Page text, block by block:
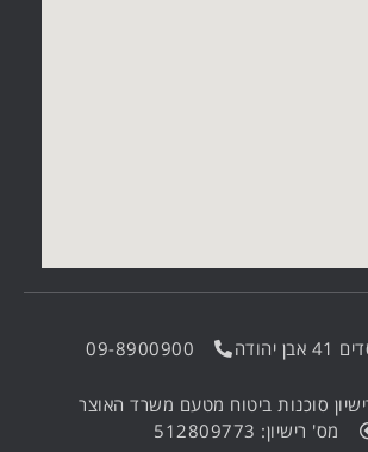
יהודה 09-8900900
סוכנות ביטוח מטעם משרד האוצר
מס' רישיון: 512809773